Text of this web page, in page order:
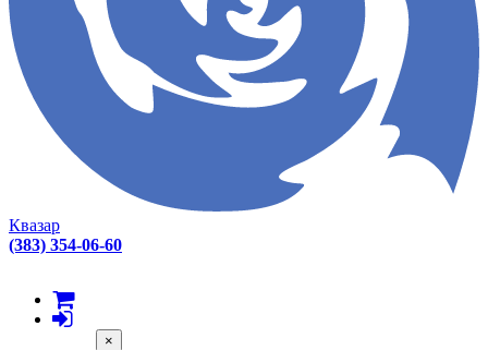
Квазар
(383) 354-06-60
×